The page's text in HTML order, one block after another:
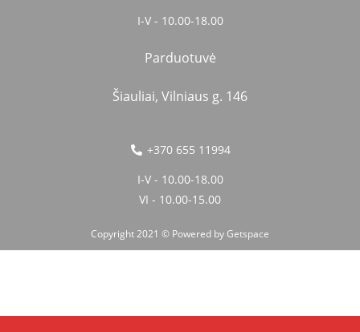
I-V - 10.00-18.00
Parduotuvė
Šiauliai, Vilniaus g. 146
+370 655 11994
I-V - 10.00-18.00
VI - 10.00-15.00
Copyright 2021 © Powered byGetspace